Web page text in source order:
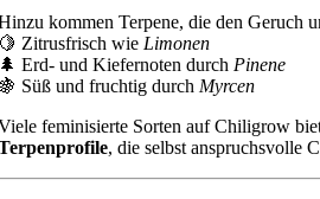
kommen Terpene, die den Geruch
Zitrusfrisch wie Limonen
Erd- und Kiefernoten durch Pinene
Süß und fruchtig durch Myrcen
feminisierte Sorten auf Chiligrow
, die selbst anspruchsvolle